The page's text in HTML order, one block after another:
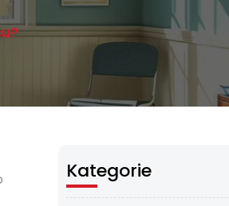
Kategorie